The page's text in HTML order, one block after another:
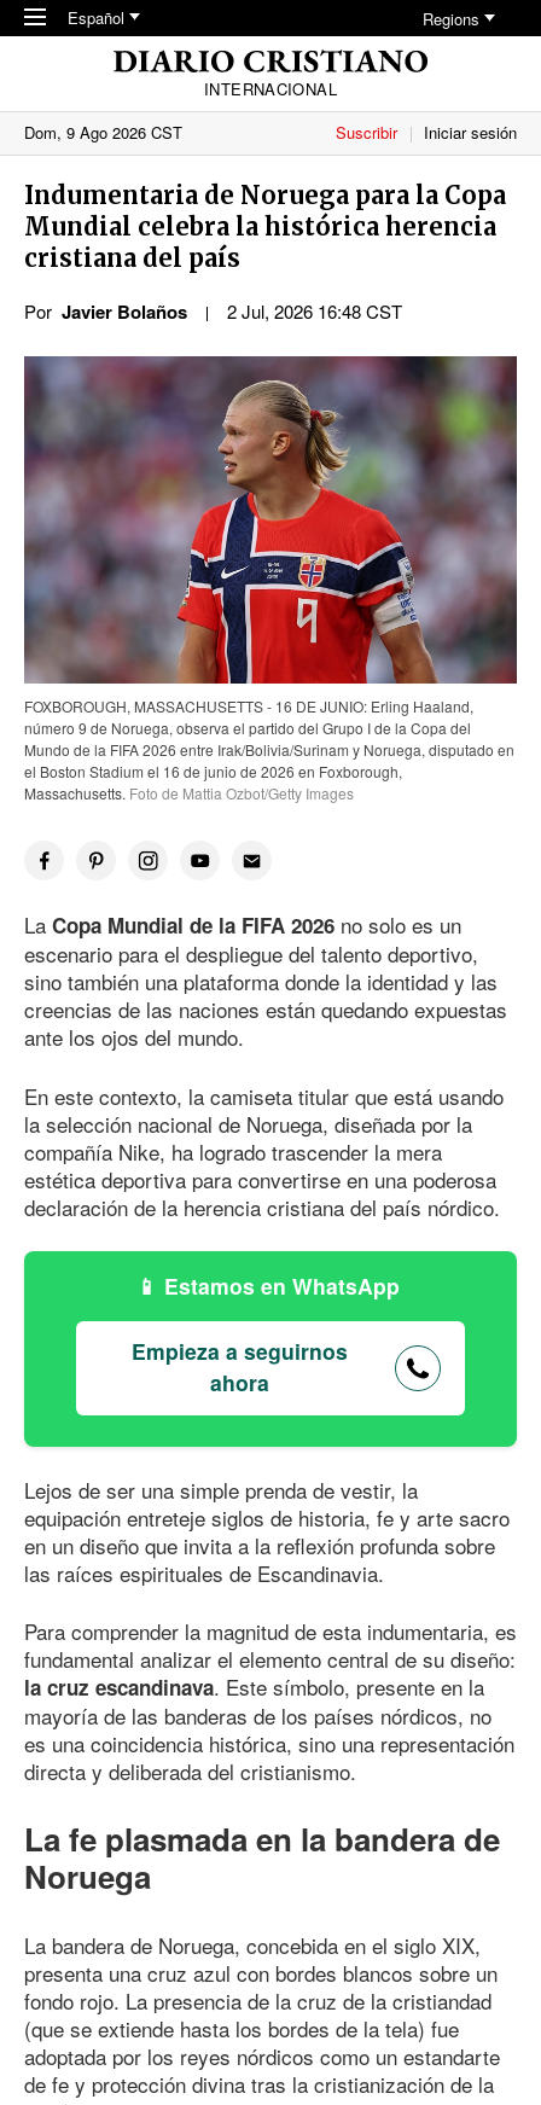
Skip to main content
Español Regions
INTERNACIONAL
Dom, 9 Ago 2026 CST
Suscribir Iniciar sesión
Indumentaria de Noruega para la Copa
Mundial celebra la histórica herencia
cristiana del país
Por Javier Bolaños 2 Jul, 2026 16:48 CST
FOXBOROUGH, MASSACHUSETTS - 16 DE JUNIO: Erling Haaland,
número 9 de Noruega, observa el partido del Grupo I de la Copa del
Mundo de la FIFA 2026 entre Irak/Bolivia/Surinam y Noruega, disputado en
el Boston Stadium el 16 de junio de 2026 en Foxborough,
Massachusetts. Foto de Mattia Ozbot/Getty Images
La Copa Mundial de la FIFA 2026 no solo es un
escenario para el despliegue del talento deportivo,
sino también una plataforma donde la identidad y las
creencias de las naciones están quedando expuestas
ante los ojos del mundo.
En este contexto, la camiseta titular que está usando
la selección nacional de Noruega, diseñada por la
compañía Nike, ha logrado trascender la mera
estética deportiva para convertirse en una poderosa
declaración de la herencia cristiana del país nórdico.
Estamos en WhatsApp
Empieza a seguirnos
ahora
Lejos de ser una simple prenda de vestir, la
equipación entreteje siglos de historia, fe y arte sacro
en un diseño que invita a la reflexión profunda sobre
las raíces espirituales de Escandinavia.
Para comprender la magnitud de esta indumentaria, es
fundamental analizar el elemento central de su diseño:
la cruz escandinava. Este símbolo, presente en la
mayoría de las banderas de los países nórdicos, no
es una coincidencia histórica, sino una representación
directa y deliberada del cristianismo.
La fe plasmada en la bandera de
Noruega
La bandera de Noruega, concebida en el siglo XIX,
presenta una cruz azul con bordes blancos sobre un
fondo rojo. La presencia de la cruz de la cristiandad
(que se extiende hasta los bordes de la tela) fue
adoptada por los reyes nórdicos como un estandarte
de fe y protección divina tras la cristianización de la